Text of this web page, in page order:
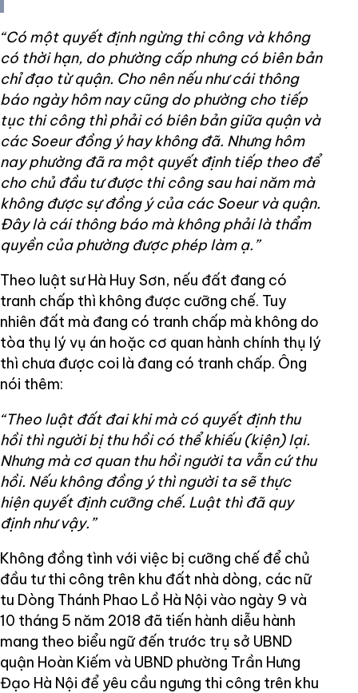
“Có một quyết định ngừng thi công và không
có thời hạn, do phường cấp nhưng có biên bản
chỉ đạo từ quận. Cho nên nếu như cái thông
báo ngày hôm nay cũng do phường cho tiếp
tục thi công thì phải có biên bản giữa quận và
các Soeur đồng ý hay không đã. Nhưng hôm
nay phường đã ra một quyết định tiếp theo để
cho chủ đầu tư được thi công sau hai năm mà
không được sự đồng ý của các Soeur và quận.
Đây là cái thông báo mà không phải là thẩm
quyền của phường được phép làm ạ.”
Theo luật sư Hà Huy Sơn, nếu đất đang có
tranh chấp thì không được cưỡng chế. Tuy
nhiên đất mà đang có tranh chấp mà không do
tòa thụ lý vụ án hoặc cơ quan hành chính thụ lý
thì chưa được coi là đang có tranh chấp. Ông
nói thêm:
“Theo luật đất đai khi mà có quyết định thu
hồi thì người bị thu hồi có thể khiếu (kiện) lại.
Nhưng mà cơ quan thu hồi người ta vẫn cứ thu
hồi. Nếu không đồng ý thì người ta sẽ thực
hiện quyết định cưỡng chế. Luật thì đã quy
định như vậy.”
Không đồng tình với việc bị cưỡng chế để chủ
đầu tư thi công trên khu đất nhà dòng, các nữ
tu Dòng Thánh Phao Lồ Hà Nội vào ngày 9 và
10 tháng 5 năm 2018 đã tiến hành diễu hành
mang theo biểu ngữ đến trước trụ sở UBND
quận Hoàn Kiếm và UBND phường Trần Hưng
Đạo Hà Nội để yêu cầu ngưng thi công trên khu